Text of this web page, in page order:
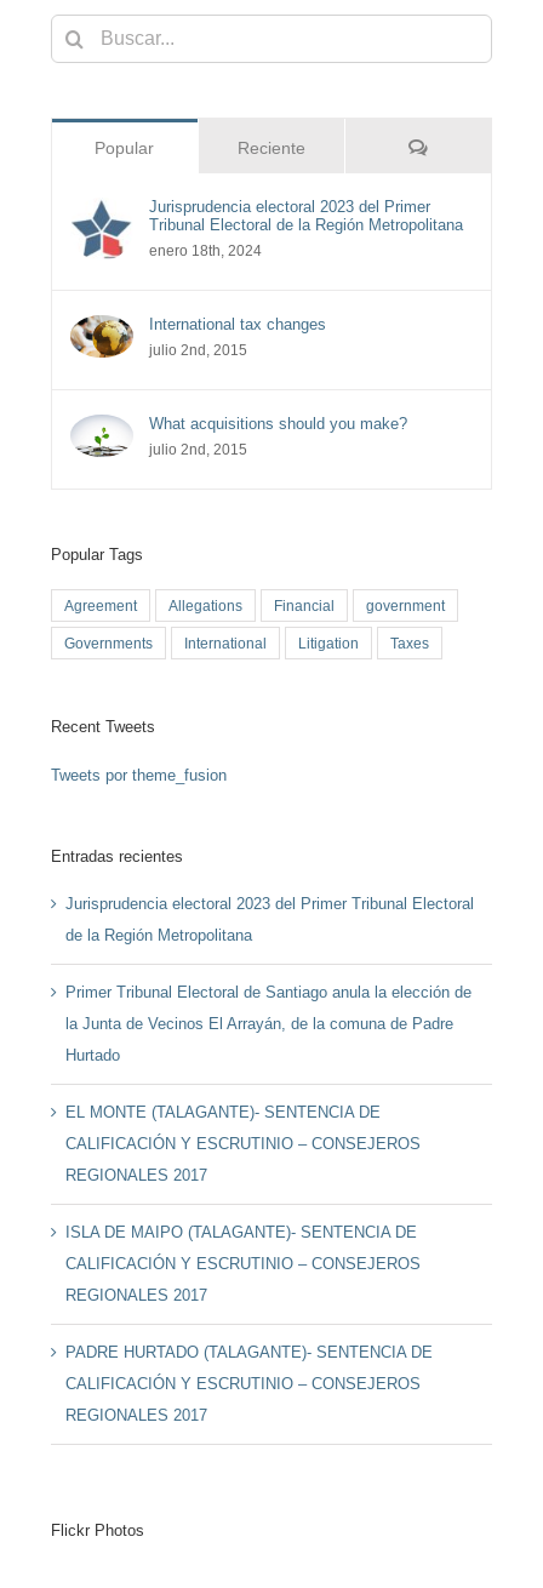
Buscar:
Popular Reciente Comentarios
Jurisprudencia electoral 2023 del Primer
Tribunal Electoral de la Región Metropolitana
enero 18th, 2024
International tax changes
julio 2nd, 2015
What acquisitions should you make?
julio 2nd, 2015
Popular Tags
Agreement Allegations Financial government
Governments International Litigation Taxes
Recent Tweets
Tweets por theme_fusion
Entradas recientes
Jurisprudencia electoral 2023 del Primer Tribunal Electoral
de la Región Metropolitana
Primer Tribunal Electoral de Santiago anula la elección de
la Junta de Vecinos El Arrayán, de la comuna de Padre
Hurtado
EL MONTE (TALAGANTE)- SENTENCIA DE
CALIFICACIÓN Y ESCRUTINIO – CONSEJEROS
REGIONALES 2017
ISLA DE MAIPO (TALAGANTE)- SENTENCIA DE
CALIFICACIÓN Y ESCRUTINIO – CONSEJEROS
REGIONALES 2017
PADRE HURTADO (TALAGANTE)- SENTENCIA DE
CALIFICACIÓN Y ESCRUTINIO – CONSEJEROS
REGIONALES 2017
Flickr Photos